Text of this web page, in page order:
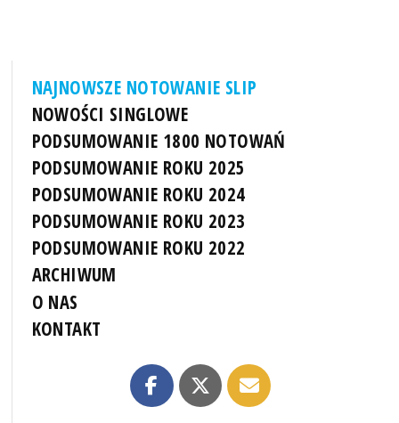
NAJNOWSZE NOTOWANIE SLIP
NOWOŚCI SINGLOWE
PODSUMOWANIE 1800 NOTOWAŃ
PODSUMOWANIE ROKU 2025
PODSUMOWANIE ROKU 2024
PODSUMOWANIE ROKU 2023
PODSUMOWANIE ROKU 2022
ARCHIWUM
O NAS
KONTAKT